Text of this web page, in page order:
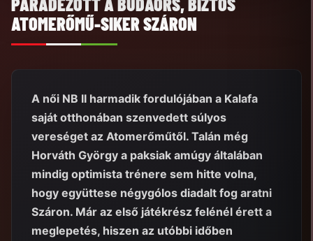
ATOMERŐMŰ-SIKER SZÁRON
A női NB II harmadik fordulójában a Kalafa
saját otthonában szenvedett súlyos
vereséget az Atomerőműtől. Talán még
Horváth György a paksiak amúgy általában
mindig optimista trénere sem hitte volna,
hogy együttese négygólos diadalt fog aratni
Száron. Már az első játékrész felénél érett a
meglepetés, hiszen az utóbbi időben